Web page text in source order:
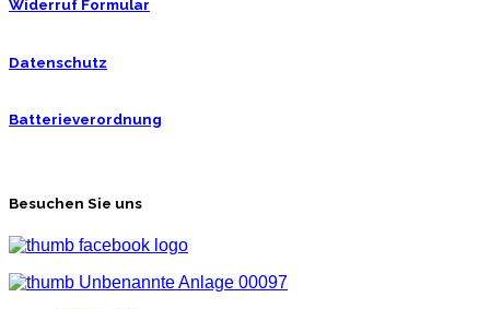
Widerruf Formular
Datenschutz
Batterieverordnung
Besuchen Sie uns